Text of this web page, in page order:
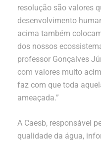
resolução são valores
desenvolvimento
acima também
dos nossos
professor Gonçalves
com valores muito
faz com que toda
ameaçada.”
A Caesb, responsável
qualidade da água,